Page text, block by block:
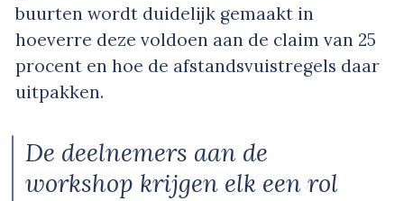
buurten wordt duidelijk gemaakt in
hoeverre deze voldoen aan de claim van 25
procent en hoe de afstandsvuistregels daar
uitpakken.
De deelnemers aan de
workshop krijgen elk een rol